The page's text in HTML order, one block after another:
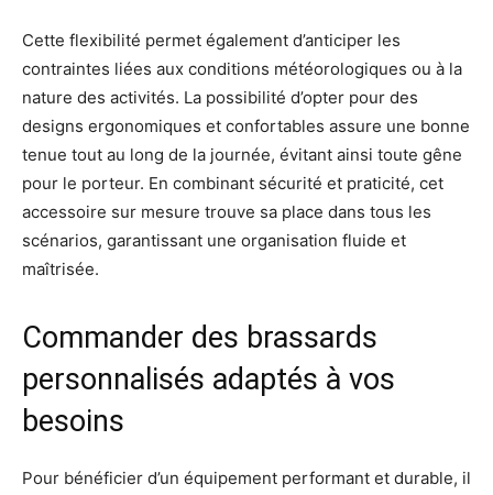
Cette flexibilité permet également d’anticiper les
contraintes liées aux conditions météorologiques ou à la
nature des activités. La possibilité d’opter pour des
designs ergonomiques et confortables assure une bonne
tenue tout au long de la journée, évitant ainsi toute gêne
pour le porteur. En combinant sécurité et praticité, cet
accessoire sur mesure trouve sa place dans tous les
scénarios, garantissant une organisation fluide et
maîtrisée.
Commander des brassards
personnalisés adaptés à vos
besoins
Pour bénéficier d’un équipement performant et durable, il